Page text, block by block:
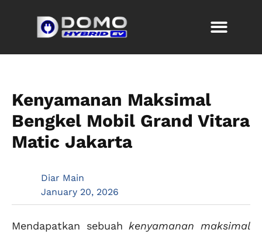
Kenyamanan Maksimal
Bengkel Mobil Grand Vitara
Matic Jakarta
Diar Main
January 20, 2026
Mendapatkan sebuahkenyamanan maksimal